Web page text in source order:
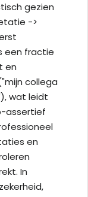
gezien
->
een fractie
en
collega
wat leidt
assertief
en
In